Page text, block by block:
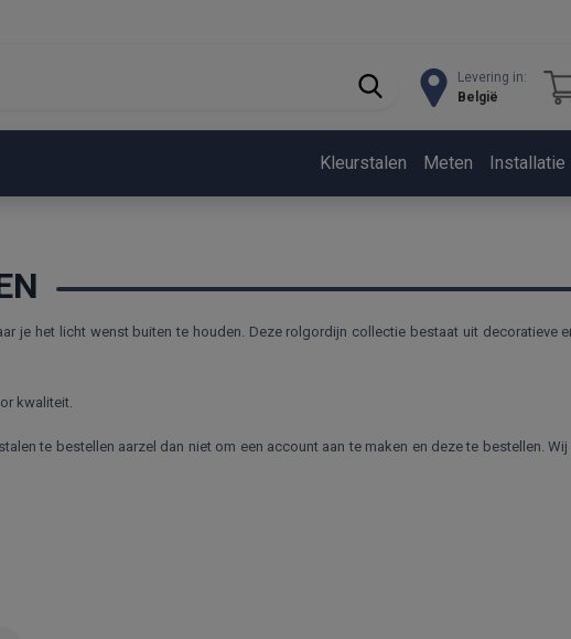
Levering in:
België
Kleurstalen Meten Installatie
je het licht wenst buiten te houden. Deze rolgordijn collectie bestaat uit decoratieve
kwaliteit.
te bestellen aarzel dan niet om een account aan te maken en deze te bestellen.